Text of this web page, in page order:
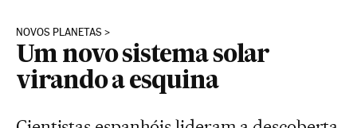
NOVOS PLANETAS
Um novo sistema solar
virando a esquina